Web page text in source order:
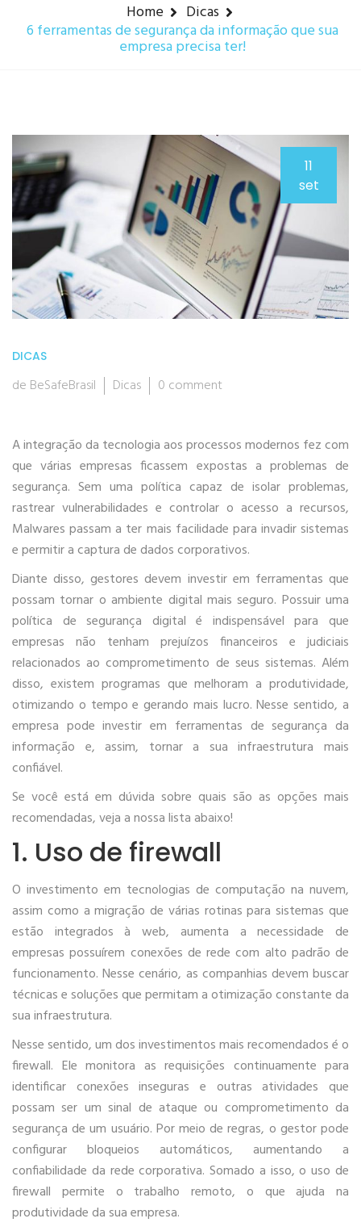
Home Dicas
6 ferramentas de segurança da informação que sua
empresa precisa ter!
11
set
DICAS
de BeSafeBrasil Dicas 0 comment
A integração da tecnologia aos processos modernos fez com
que várias empresas ficassem expostas a problemas de
segurança. Sem uma política capaz de isolar problemas,
rastrear vulnerabilidades e controlar o acesso a recursos,
Malwares passam a ter mais facilidade para invadir sistemas
e permitir a captura de dados corporativos.
Diante disso, gestores devem investir em ferramentas que
possam tornar o ambiente digital mais seguro. Possuir uma
política de segurança digital é indispensável para que
empresas não tenham prejuízos financeiros e judiciais
relacionados ao comprometimento de seus sistemas. Além
disso, existem programas que melhoram a produtividade,
otimizando o tempo e gerando mais lucro. Nesse sentido, a
empresa pode investir em ferramentas de segurança da
informação e, assim, tornar a sua infraestrutura mais
confiável.
Se você está em dúvida sobre quais são as opções mais
recomendadas, veja a nossa lista abaixo!
1. Uso de firewall
O investimento em tecnologias de computação na nuvem,
assim como a migração de várias rotinas para sistemas que
estão integrados à web, aumenta a necessidade de
empresas possuírem conexões de rede com alto padrão de
funcionamento. Nesse cenário, as companhias devem buscar
técnicas e soluções que permitam a otimização constante da
sua infraestrutura.
Nesse sentido, um dos investimentos mais recomendados é o
firewall. Ele monitora as requisições continuamente para
identificar conexões inseguras e outras atividades que
possam ser um sinal de ataque ou comprometimento da
segurança de um usuário. Por meio de regras, o gestor pode
configurar bloqueios automáticos, aumentando a
confiabilidade da rede corporativa. Somado a isso, o uso de
firewall permite o trabalho remoto, o que ajuda na
produtividade da sua empresa.